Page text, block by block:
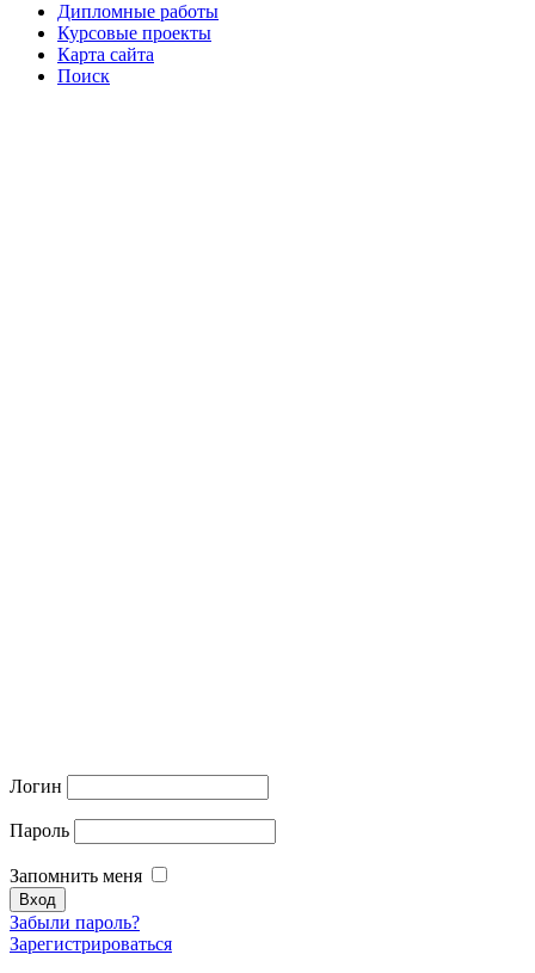
Дипломные работы
Курсовые проекты
Карта сайта
Поиск
Логин
Пароль
Запомнить меня
Забыли пароль?
Зарегистрироваться